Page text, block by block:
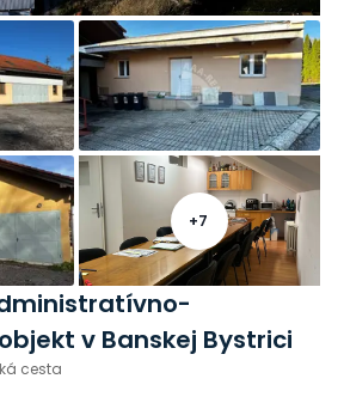
+7
v Banskej Bystrici
cesta